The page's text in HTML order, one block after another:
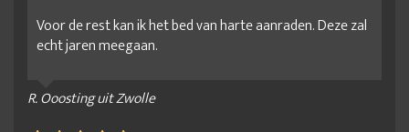
Voor de rest kan ik het bed van harte aanraden. Deze zal
echt jaren meegaan.
R. Ooosting uit Zwolle